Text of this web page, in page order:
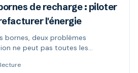
de recharge : piloter
l'énergie
bornes, deux problèmes
ne peut pas toutes les
comptage MID et schémas